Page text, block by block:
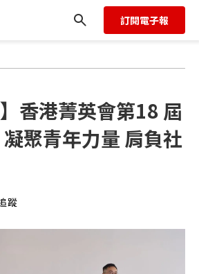
訂閱電子報
】香港菁英會第18 屆
聚青年力量 肩負社
蹤